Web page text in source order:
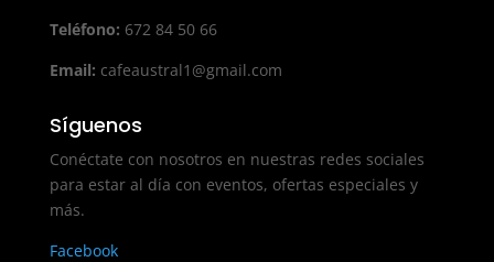
Teléfono: 672 84 50 66
Email: cafeaustral1@gmail.com
Síguenos
Conéctate con nosotros en nuestras redes sociales
para estar al día con eventos, ofertas especiales y
más.
Facebook